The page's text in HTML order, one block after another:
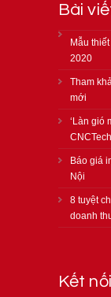
Bài
Mẫu
2020
Tham
mới
‘Làn gió
Báo giá
Nội
8 tuyệt
doanh
Kết